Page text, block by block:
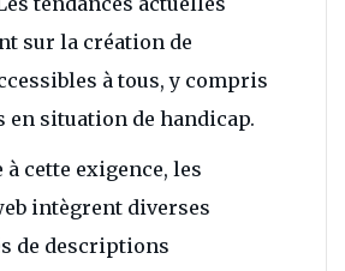
sur la création de
à tous, y compris
en situation de handicap.
cette exigence, les
intègrent diverses
de descriptions